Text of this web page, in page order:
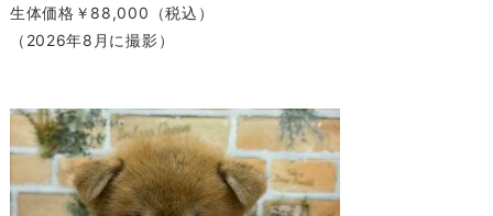
生体価格￥88,000（税込）
（2026年8月に撮影）